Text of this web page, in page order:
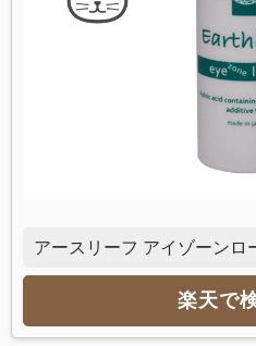
アースリーフ アイゾーンロ
楽天で